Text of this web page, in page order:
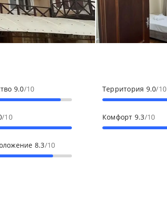
9.0/10
/10
8.3/10
Территория 9.0/10
Комфорт 9.3/10